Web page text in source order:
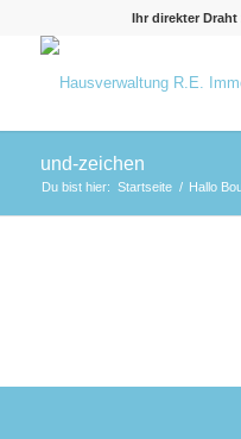
Ihr direkter Draht
und-zeichen
Du bist hier: Startseite / Hallo